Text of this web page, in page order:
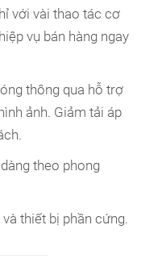
với vài thao tác cơ
vụ bán hàng ngay
thông qua hỗ trợ
ảnh. Giảm tải áp
theo phong
thiết bị phần cứng.